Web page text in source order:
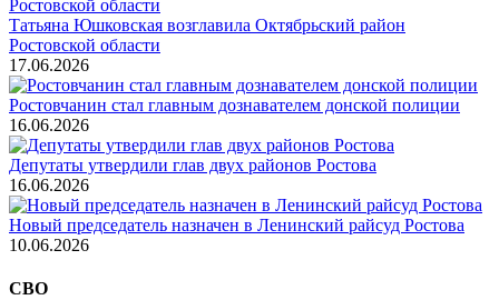
Татьяна Юшковская возглавила Октябрьский район
Ростовской области
17.06.2026
Ростовчанин стал главным дознавателем донской полиции
16.06.2026
Депутаты утвердили глав двух районов Ростова
16.06.2026
Новый председатель назначен в Ленинский райсуд Ростова
10.06.2026
СВО